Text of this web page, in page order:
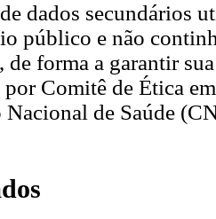
dados secundários
público e não
de forma a garantir
Comitê de Ética
de Saúde